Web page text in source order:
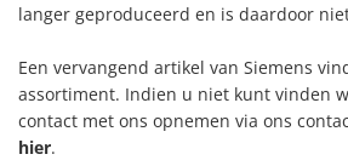
langer geproduceerd en is daardoor
Een vervangend artikel van Siemens
assortiment. Indien u niet kunt vinden
contact met ons opnemen via ons
hier.